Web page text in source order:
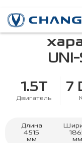
1.5T
Двигатель
7
Длина
4515
мм мм